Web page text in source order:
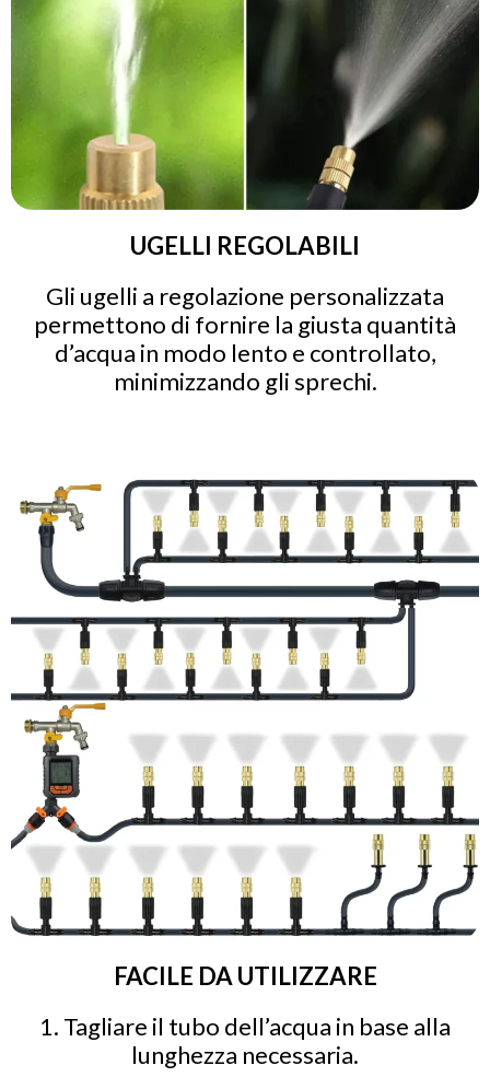
UGELLI REGOLABILI
Gli ugelli a regolazione personalizzata
permettono di fornire la giusta quantità
d’acqua in modo lento e controllato,
minimizzando gli sprechi.
FACILE DA UTILIZZARE
1. Tagliare il tubo dell’acqua in base alla
lunghezza necessaria.